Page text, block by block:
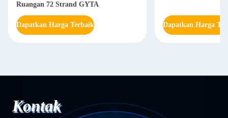
Ruangan 72 Strand GYTA
Dapatkan Harga Terbaik Dapatkan Harga
Kontak